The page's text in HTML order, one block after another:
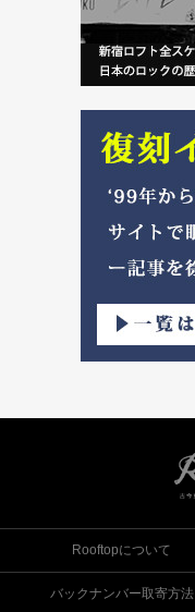
Rooftopについて
バックナンバー取寄方法